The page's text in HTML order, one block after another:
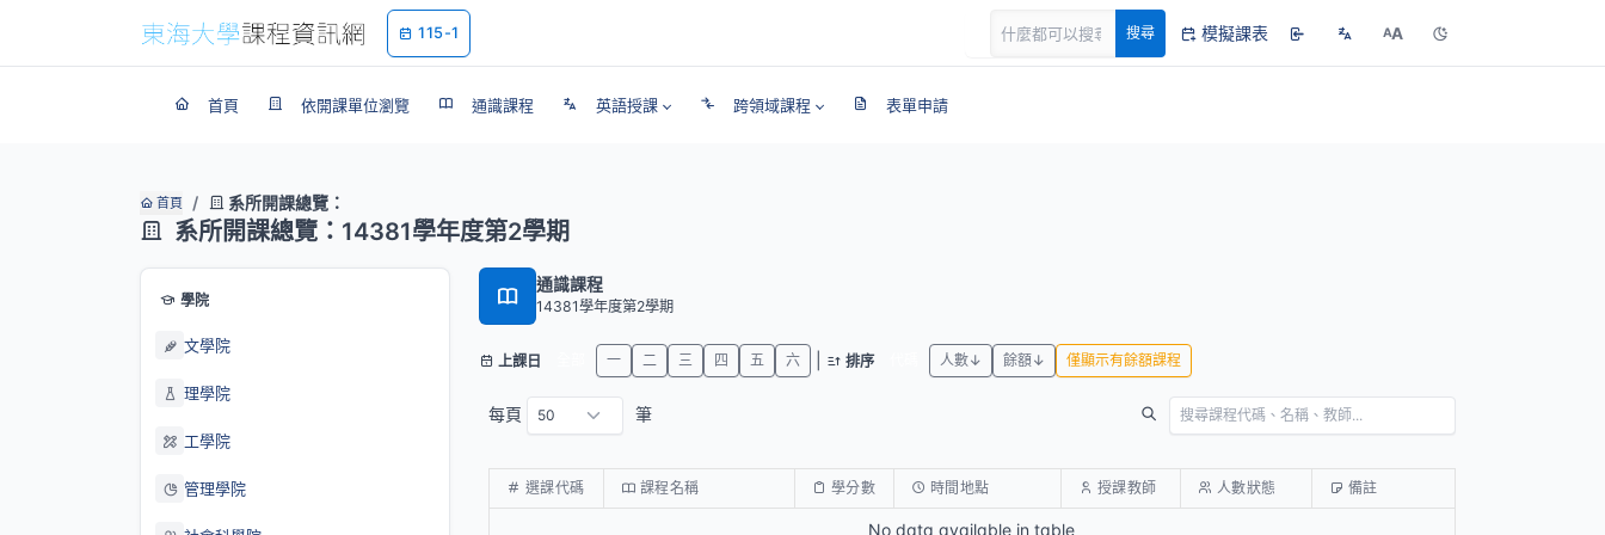
115-1 搜尋 模擬課表 AA
首頁 依開課單位瀏覽 通識課程 英語授課 跨領域課程 表單申請
首頁 系所開課總覽：
系所開課總覽：14381學年度第2學期
學院
文學院
理學院
工學院
管理學院
通識課程
14381學年度第2學期
上課日 一 二 三 四 五 六 排序 人數↓ 餘額↓ 僅顯示有餘額課程
每頁 筆
選課代碼 課程名稱 學分數 時間地點 授課教師 人數狀態 備註
No data available in table